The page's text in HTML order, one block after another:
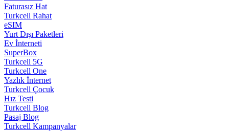
Faturasız Hat
Turkcell Rahat
eSIM
Yurt Dışı Paketleri
Ev İnterneti
SuperBox
Turkcell 5G
Turkcell One
Yazlık İnternet
Turkcell Çocuk
Hız Testi
Turkcell Blog
Pasaj Blog
Turkcell Kampanyalar